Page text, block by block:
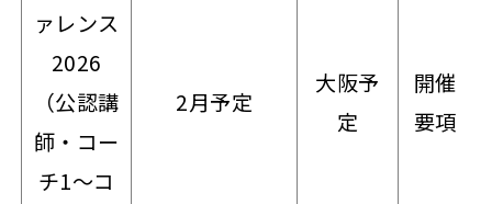
ァレンス
2026
（公認講
師・コー
チ1～コ
2月予定
大阪予
定
開催
要項